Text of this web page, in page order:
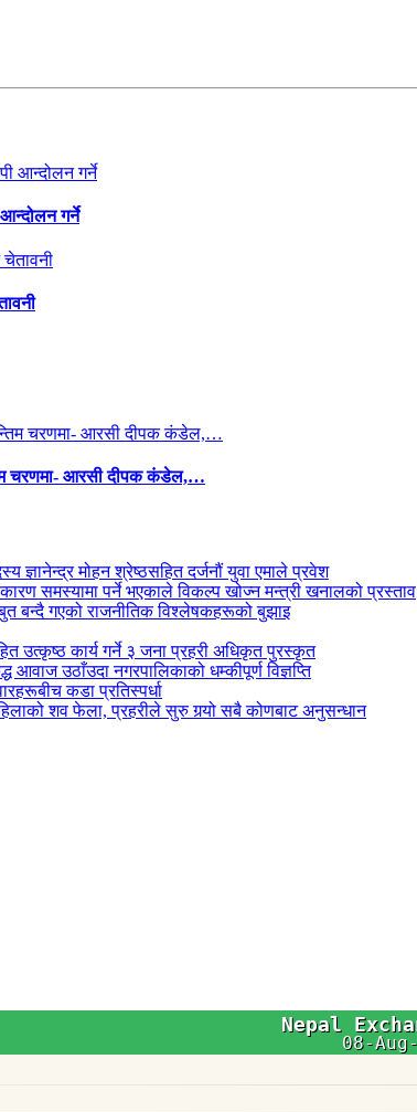
गर्ने
चरणमा- आरसी दीपक कंडेल,…
ज्ञानेन्द्र मोहन श्रेष्ठसहित दर्जनौं युवा एमाले प्रवेश
समस्यामा पर्ने भएकाले विकल्प खोज्न मन्त्री खनालको प्रस्ताव
बन्दै गएको राजनीतिक विश्लेषकहरूको बुझाइ
उत्कृष्ठ कार्य गर्ने ३ जना प्रहरी अधिकृत पुरस्कृत
आवाज उठाँउदा नगरपालिकाको धम्कीपूर्ण विज्ञप्ति
कडा प्रतिस्पर्धा
शव फेला, प्रहरीले सुरु गर्‍यो सबै कोणबाट अनुसन्धान